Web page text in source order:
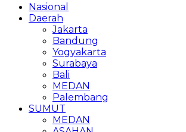
Nasional
Daerah
Jakarta
Bandung
Yogyakarta
Surabaya
Bali
MEDAN
Palembang
SUMUT
MEDAN